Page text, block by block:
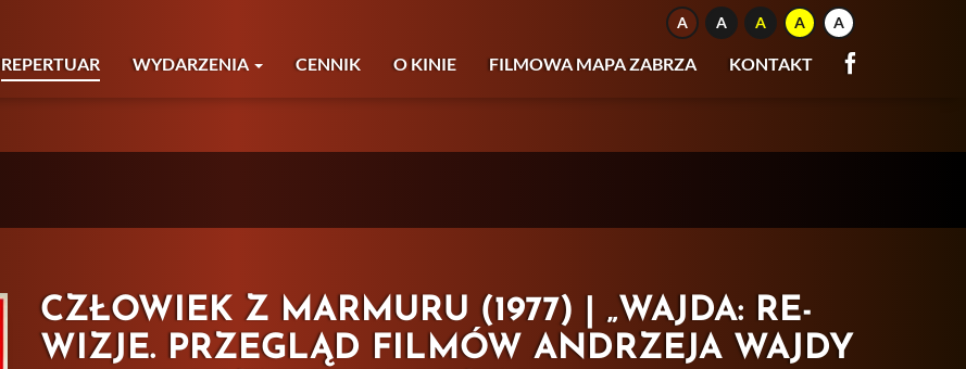
REPERTUAR WYDARZENIA CENNIK O KINIE FILMOWA MAPA ZABRZA KONTAKT
CZŁOWIEK Z MARMURU (1977) | „WAJDA: RE-
WIZJE. PRZEGLĄD FILMÓW ANDRZEJA WAJDY